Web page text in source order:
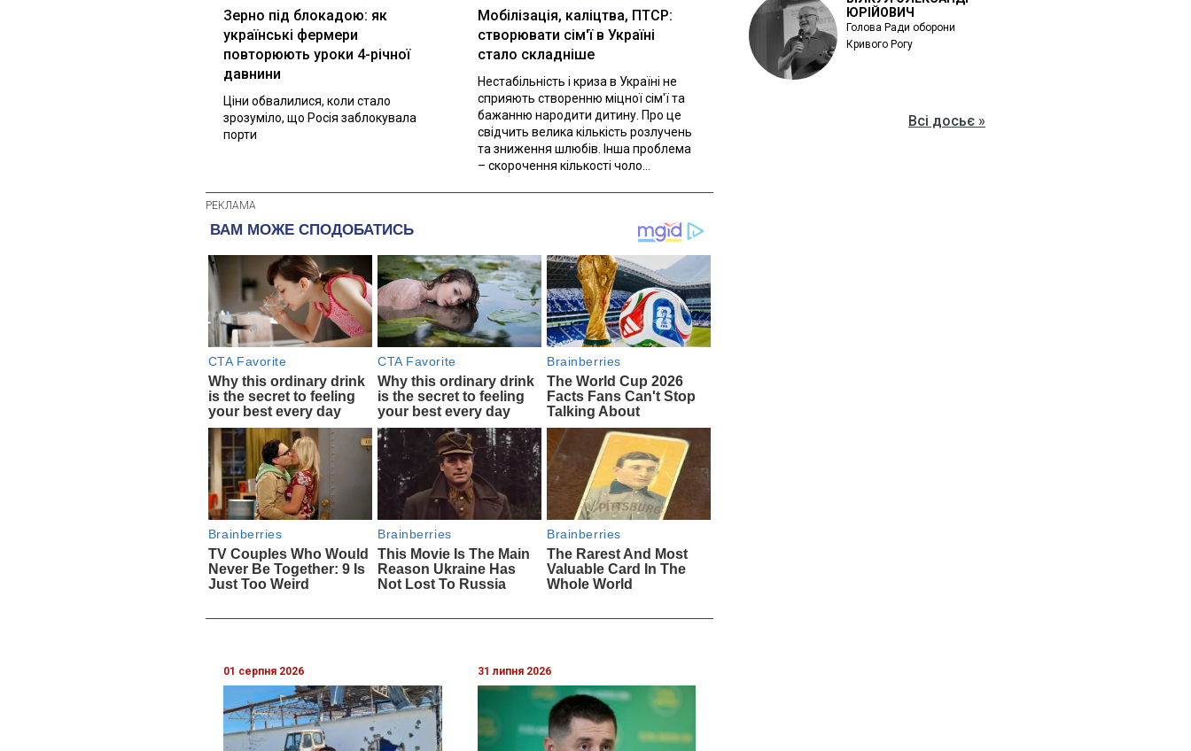
Зерно під блокадою: як
українські фермери
повторюють уроки 4-річної
давнини
Ціни обвалилися, коли стало
зрозуміло, що Росія заблокувала
порти
Мобілізація, каліцтва, ПТСР:
створювати сім'ї в Україні
стало складніше
Нестабільність і криза в Україні не
сприяють створенню міцної сім'ї та
бажанню народити дитину. Про це
свідчить велика кількість розлучень
та зниження шлюбів. Інша проблема
– скорочення кількості чоло...
01 серпня 2026 31 липня 2026
ЮРІЙОВИЧ
Голова Ради оборони
Кривого Рогу
Всі досьє »